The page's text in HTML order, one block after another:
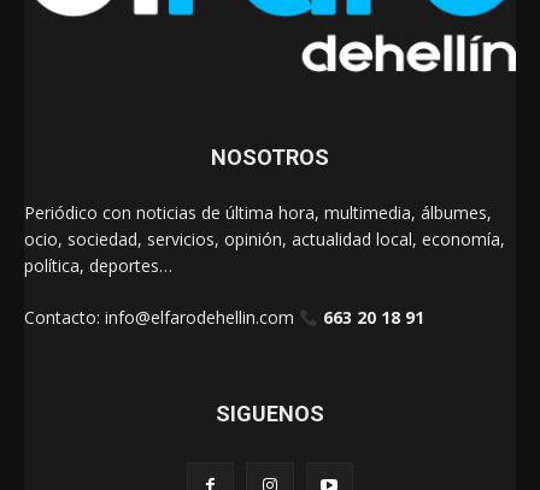
NOSOTROS
Periódico con noticias de última hora, multimedia, álbumes,
ocio, sociedad, servicios, opinión, actualidad local, economía,
política, deportes…
Contacto: info@elfarodehellin.com 663 20 18 91
SIGUENOS